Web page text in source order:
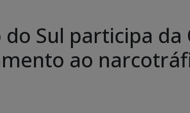
Sul participa da
ao